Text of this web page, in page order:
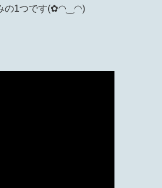
みの1つです(✿◠‿◠)